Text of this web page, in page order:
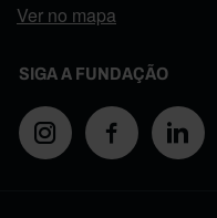
Ver no mapa
SIGA A FUNDAÇÃO